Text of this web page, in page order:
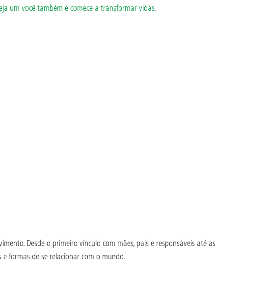
um você também e comece a transformar vidas.
Desde o primeiro vínculo com mães, pais e responsáveis até as
formas de se relacionar com o mundo.